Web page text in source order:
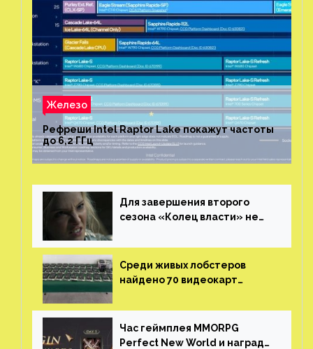
Железо
Рефреши Intel Raptor Lake покажут частоты
до 6,2 ГГц
Для завершения второго
сезона «Колец власти» не
Среди живых лобстеров
найдено 70 видеокарт
китайской таможни
Час геймплея MMORPG
Perfect New World и награды